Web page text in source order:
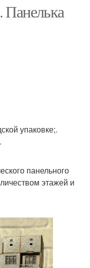
Панелька
упаковке;.
панельного
этажей и